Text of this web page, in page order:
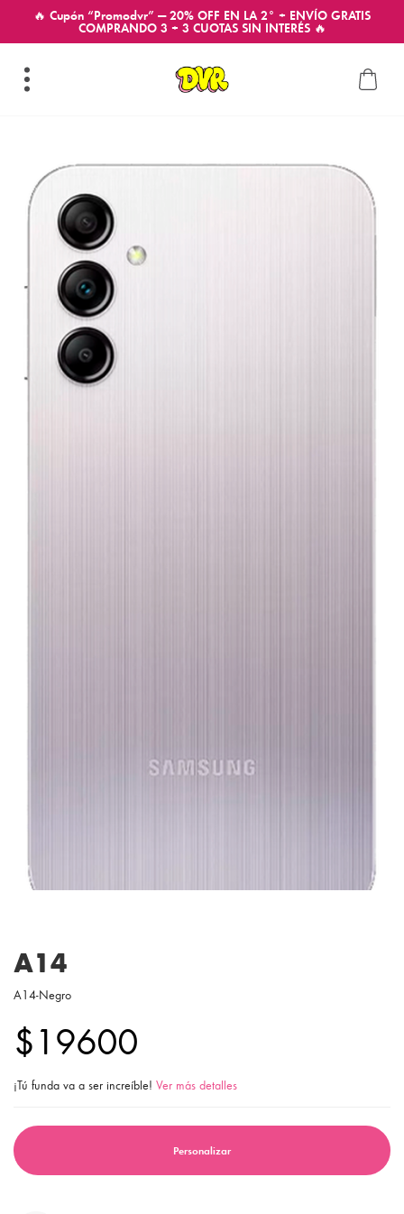
🔥 Cupón “Promodvr” — 20% OFF EN LA 2° + ENVÍO GRATIS
COMPRANDO 3 + 3 CUOTAS SIN INTERÉS 🔥
A14
A14-Negro
$19600
¡Tú funda va a ser increíble! Ver más detalles
Personalizar